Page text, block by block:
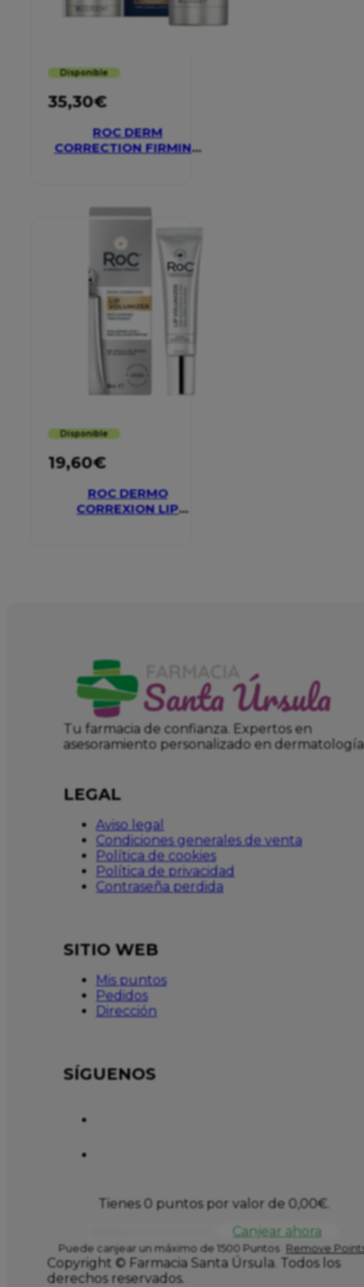
Disponible
35,30€
ROC DERM
CORRECTION FIRMING
Disponible
19,60€
ROC DERMO
CORREXION LIP
Tu farmacia de confianza. Expertos en
asesoramiento personalizado en dermatología
LEGAL
Aviso legal
Condiciones generales de venta
Política de cookies
Política de privacidad
Contraseña perdida
SITIO WEB
Mis puntos
Pedidos
Dirección
SÍGUENOS
Tienes 0 puntos por valor de 0,00€.
Canjear ahora
Puede canjear un máximo de 1500 Puntos Remove
Copyright © Farmacia Santa Úrsula. Todos los
derechos reservados.